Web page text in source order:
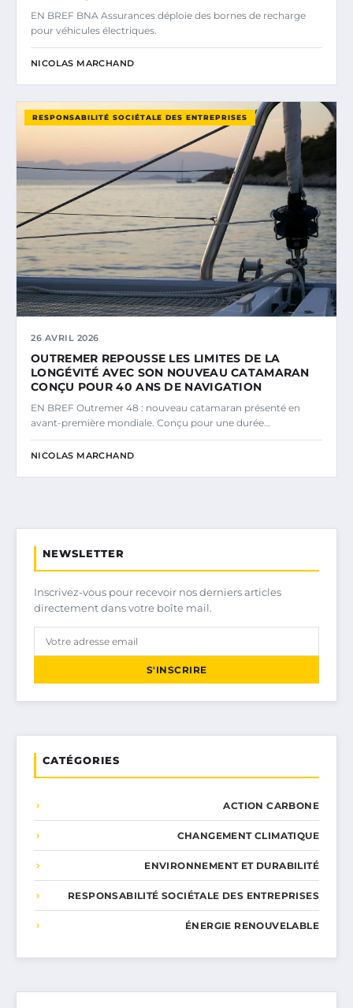
EN BREF BNA Assurances déploie des bornes de recharge
pour véhicules électriques.
NICOLAS MARCHAND
RESPONSABILITÉ SOCIÉTALE DES ENTREPRISES
26 AVRIL 2026
OUTREMER REPOUSSE LES LIMITES DE LA
LONGÉVITÉ AVEC SON NOUVEAU CATAMARAN
CONÇU POUR 40 ANS DE NAVIGATION
EN BREF Outremer 48 : nouveau catamaran présenté en
avant-première mondiale. Conçu pour une durée…
NICOLAS MARCHAND
NEWSLETTER
Inscrivez-vous pour recevoir nos derniers articles
directement dans votre boîte mail.
S'INSCRIRE
CATÉGORIES
ACTION CARBONE
CHANGEMENT CLIMATIQUE
ENVIRONNEMENT ET DURABILITÉ
RESPONSABILITÉ SOCIÉTALE DES ENTREPRISES
ÉNERGIE RENOUVELABLE